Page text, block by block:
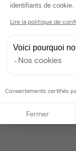
Gestionnaire de
Taux de
identifiants de cookie.
Lire la politique de
Voici pourquoi
Nos cookies
Consentements certifiés
Fermer